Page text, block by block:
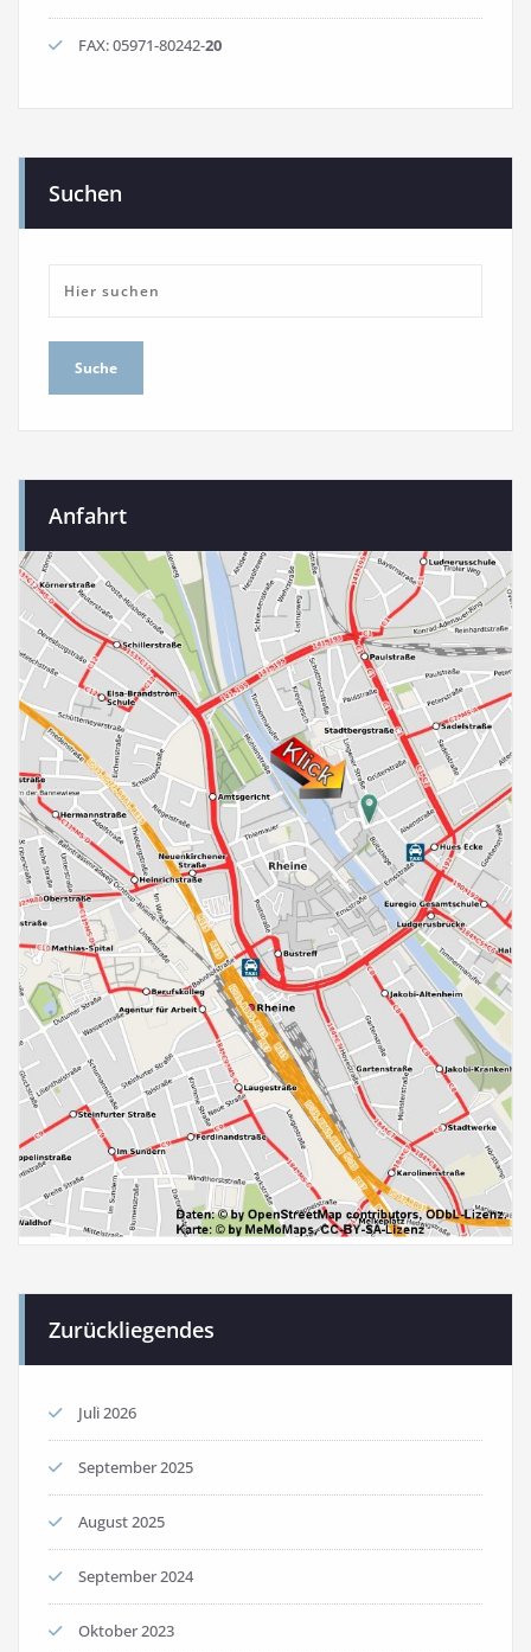
FAX: 05971-80242-20
Suchen
Anfahrt
Zurückliegendes
Juli 2026
September 2025
August 2025
September 2024
Oktober 2023